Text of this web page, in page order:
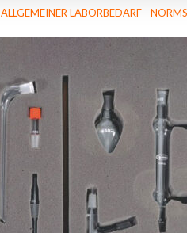
ALLGEMEINER LABORBEDARF -